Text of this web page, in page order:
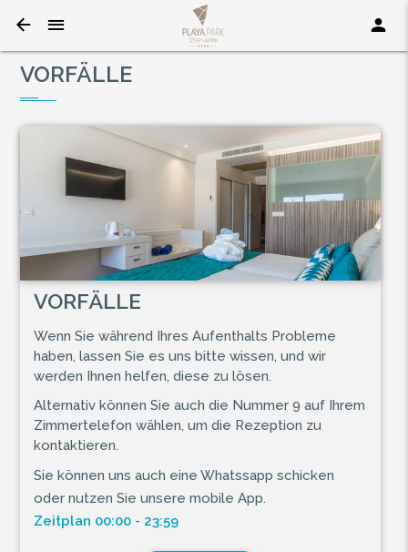
VORFÄLLE
VORFÄLLE
Wenn Sie während Ihres Aufenthalts Probleme
haben, lassen Sie es uns bitte wissen, und wir
werden Ihnen helfen, diese zu lösen.
Alternativ können Sie auch die Nummer 9 auf Ihrem
Zimmertelefon wählen, um die Rezeption zu
kontaktieren.
Sie können uns auch eine Whatssapp schicken
oder nutzen Sie unsere mobile App.
Zeitplan 00:00 - 23:59